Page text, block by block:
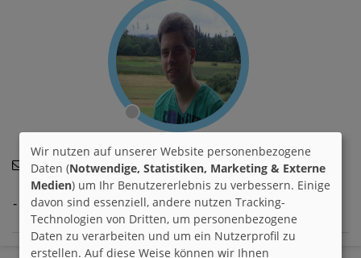
dirkchristoph93 04.10.2025
- kein Kommentar vorhanden -
Wir nutzen auf unserer Website personenbezogene
Daten (Notwendige, Statistiken, Marketing & Externe
Medien) um Ihr Benutzererlebnis zu verbessern. Einige
davon sind essenziell, andere nutzen Tracking-
Technologien von Dritten, um personenbezogene
Daten zu verarbeiten und um ein Nutzerprofil zu
erstellen. Auf diese Weise können wir Ihnen